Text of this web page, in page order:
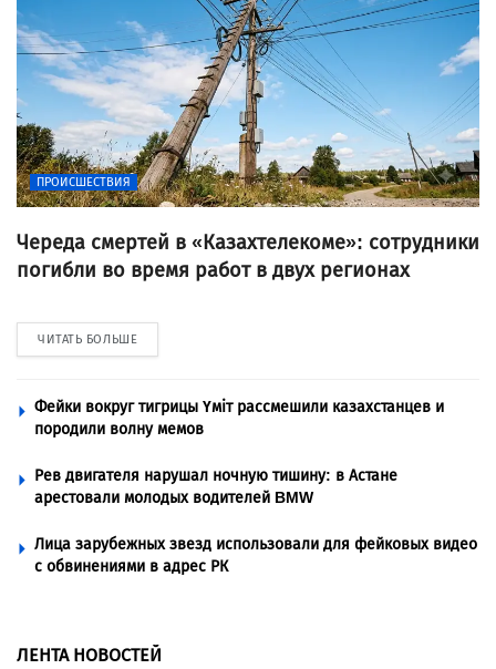
ПРОИСШЕСТВИЯ
Череда смертей в «Казахтелекоме»: сотрудники
погибли во время работ в двух регионах
ЧИТАТЬ БОЛЬШЕ
Фейки вокруг тигрицы Үміт рассмешили казахстанцев и
породили волну мемов
Рев двигателя нарушал ночную тишину: в Астане
арестовали молодых водителей BMW
Лица зарубежных звезд использовали для фейковых видео
с обвинениями в адрес РК
ЛЕНТА НОВОСТЕЙ